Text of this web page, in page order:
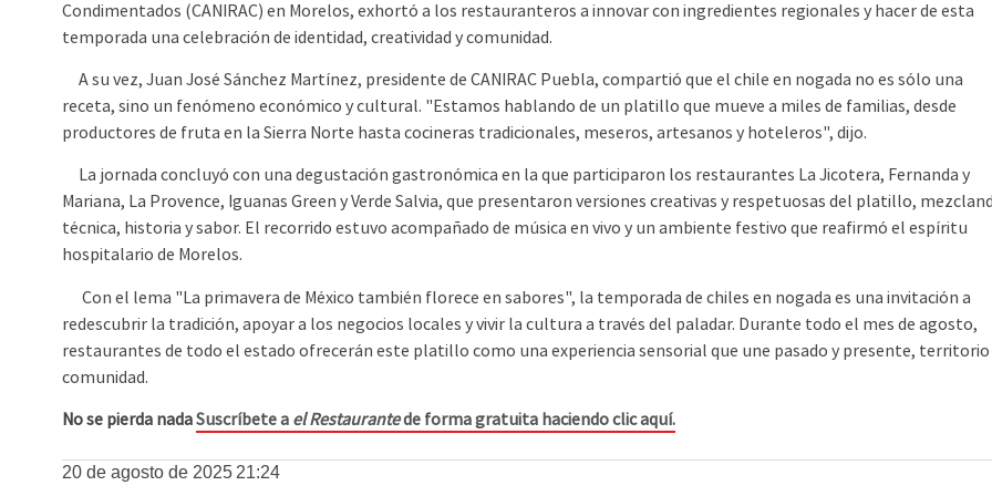
Condimentados (CANIRAC) en Morelos, exhortó a los restauranteros a innovar con ingredientes regionales y hacer de esta
temporada una celebración de identidad, creatividad y comunidad.
A su vez, Juan José Sánchez Martínez, presidente de CANIRAC Puebla, compartió que el chile en nogada no es sólo una
receta, sino un fenómeno económico y cultural. "Estamos hablando de un platillo que mueve a miles de familias, desde
productores de fruta en la Sierra Norte hasta cocineras tradicionales, meseros, artesanos y hoteleros", dijo.
La jornada concluyó con una degustación gastronómica en la que participaron los restaurantes La Jicotera, Fernanda y
Mariana, La Provence, Iguanas Green y Verde Salvia, que presentaron versiones creativas y respetuosas del platillo,
técnica, historia y sabor. El recorrido estuvo acompañado de música en vivo y un ambiente festivo que reafirmó el espíritu
hospitalario de Morelos.
Con el lema "La primavera de México también florece en sabores", la temporada de chiles en nogada es una invitación a
redescubrir la tradición, apoyar a los negocios locales y vivir la cultura a través del paladar. Durante todo el mes de agosto,
restaurantes de todo el estado ofrecerán este platillo como una experiencia sensorial que une pasado y presente, territorio
comunidad.
No se pierda nadaSuscríbete a el Restaurantede forma gratuita haciendo clic aquí.
20 de agosto de 2025 21:24